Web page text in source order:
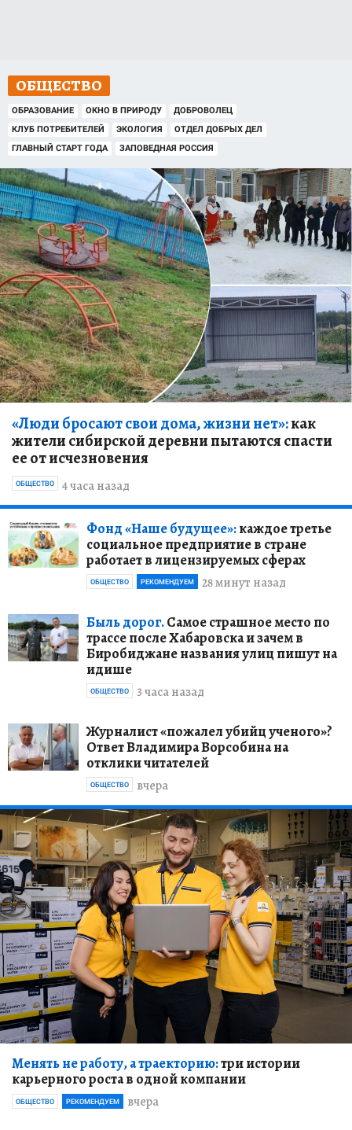
ОБЩЕСТВО
ОБРАЗОВАНИЕ ОКНО В ПРИРОДУ
ДОБРОВОЛЕЦ
КЛУБ ПОТРЕБИТЕЛЕЙ
ЭКОЛОГИЯ
ОТДЕЛ ДОБРЫХ ДЕЛ
ГЛАВНЫЙ СТАРТ ГОДА
ЗАПОВЕДНАЯ РОССИЯ
«Люди бросают свои дома, жизни нет»:как
жители сибирской деревни пытаются спасти
ее от исчезновения
4 часа назад
ОБЩЕСТВО
Фонд «Наше будущее»:каждое третье
социальное предприятие в стране
работает в лицензируемых сферах
28 минут назад
ОБЩЕСТВО РЕКОМЕНДУЕМ
Быль дорог.Самое страшное место по
трассе после Хабаровска и зачем в
Биробиджане названия улиц пишут на
идише
3 часа назад
ОБЩЕСТВО
Журналист «пожалел убийц ученого»?
Ответ Владимира Ворсобина на
отклики читателей
вчера
ОБЩЕСТВО
Менять не работу, а траекторию:три истории
карьерного роста в одной компании
вчера
ОБЩЕСТВО РЕКОМЕНДУЕМ